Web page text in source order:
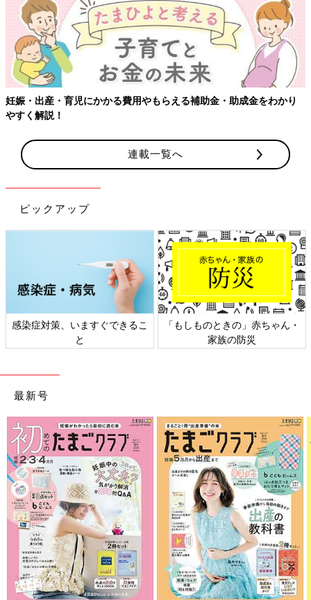
妊娠・出産・育児にかかる費用やもらえる補助金・助成金をわかり
やすく解説！
連載一覧へ
ピックアップ
感染症対策、いますぐできるこ
と
「もしものときの」赤ちゃん・
家族の防災
最新号